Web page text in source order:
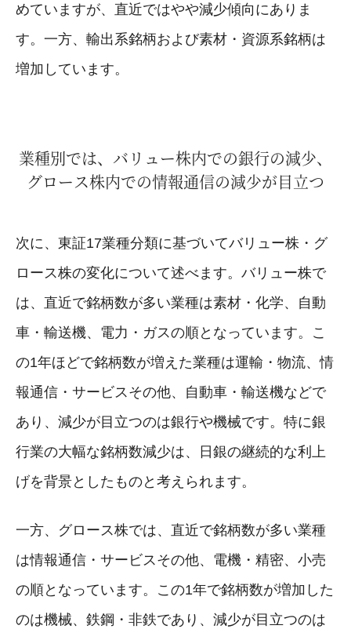
めていますが、直近ではやや減少傾向にありま
す。一方、輸出系銘柄および素材・資源系銘柄は
増加しています。
業種別では、バリュー株内での銀行の減少、
グロース株内での情報通信の減少が目立つ
次に、東証17業種分類に基づいてバリュー株・グ
ロース株の変化について述べます。バリュー株で
は、直近で銘柄数が多い業種は素材・化学、自動
車・輸送機、電力・ガスの順となっています。こ
の1年ほどで銘柄数が増えた業種は運輸・物流、情
報通信・サービスその他、自動車・輸送機などで
あり、減少が目立つのは銀行や機械です。特に銀
行業の大幅な銘柄数減少は、日銀の継続的な利上
げを背景としたものと考えられます。
一方、グロース株では、直近で銘柄数が多い業種
は情報通信・サービスその他、電機・精密、小売
の順となっています。この1年で銘柄数が増加した
のは機械、鉄鋼・非鉄であり、減少が目立つのは